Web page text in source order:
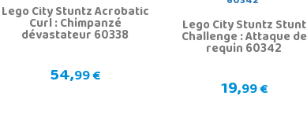
Lego City Stuntz Acrobatic
Curl : Chimpanzé
dévastateur 60338
54,99 €
Lego City Stuntz Stunt
Challenge : Attaque de
requin 60342
19,99 €